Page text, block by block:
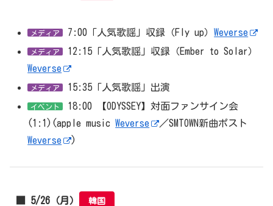
メディア 7:00「人気歌謡」収録（Fly up）Weverse
メディア
12:15「人気歌謡」収録（Ember to Solar）
Weverse
メディア 15:35「人気歌謡」出演
イベント
18:00 【ODYSSEY】対面ファンサイン会
(1:1)(apple musicWeverse
／SMTOWN新曲ポスト
Weverse
)
■ 5/26（月） 韓国